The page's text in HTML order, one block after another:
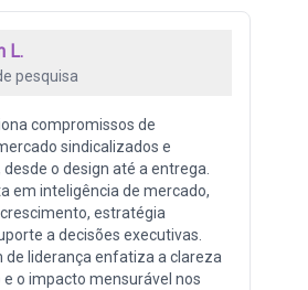
L.
pesquisa
compromissos de
sindicalizados e
o design até a entrega.
em inteligência de mercado,
estratégia
a decisões executivas.
de liderança enfatiza a clareza
o impacto mensurável nos